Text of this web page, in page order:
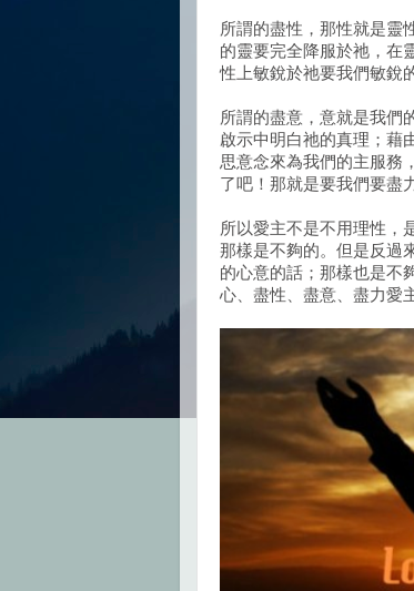
所謂的盡性，那性就是靈
的靈要完全降服於祂，在
性上敏銳於祂要我們敏銳
所謂的盡意，意就是我們
啟示中明白祂的真理；藉
思意念來為我們的主服務
了吧！那就是要我們要盡
所以愛主不是不用理性，
那樣是不夠的。但是反過
的心意的話；那樣也是不
心、盡性、盡意、盡力愛